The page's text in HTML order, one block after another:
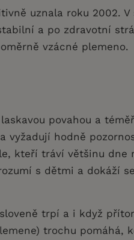
uznala roku 2002. V
a po zdravotní
vzácné plemeno.
povahou a
vyžadují hodně
kteří tráví většinu dne
s dětmi a dokáží
trpí a i když
trochu pomáhá,